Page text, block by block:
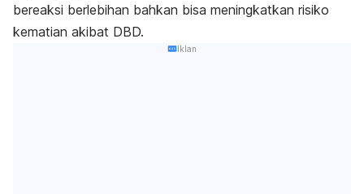
bereaksi berlebihan bahkan bisa meningkatkan risiko
kematian akibat DBD.
Iklan